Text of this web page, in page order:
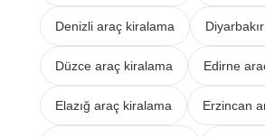
Denizli araç kiralama
Düzce araç kiralama Edirne
Elazığ araç kiralama Erzincan